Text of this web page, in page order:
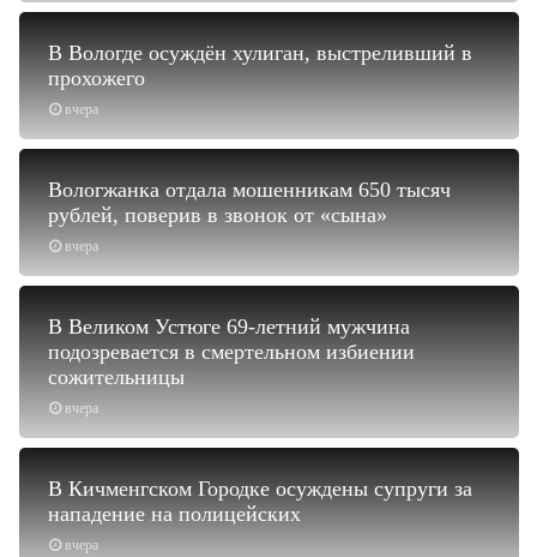
вчера
В Вологде осуждён хулиган, выстреливший в
прохожего
вчера
Вологжанка отдала мошенникам 650 тысяч
рублей, поверив в звонок от «сына»
вчера
В Великом Устюге 69-летний мужчина
подозревается в смертельном избиении
сожительницы
вчера
В Кичменгском Городке осуждены супруги за
нападение на полицейских